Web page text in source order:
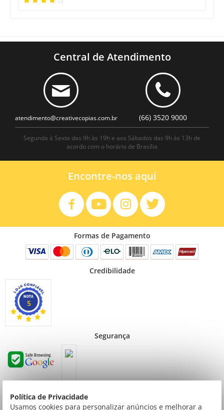
Política de Privacidade
Usamos cookies para personalizar anúncios e melhorar a
Central de Atendimento
atendimento@creativecopias.com.br (66) 3520 9000
Segunda à Sexta das 9h às 19h e aos Sábados das 9h às 13h de
acordo com o horário de Brasília
Encontre-nos aqui
Formas de Pagamento
Credibilidade
5
Segurança
Preços válidos para consumidor final não contribuinte. Preços exclusivos para compras